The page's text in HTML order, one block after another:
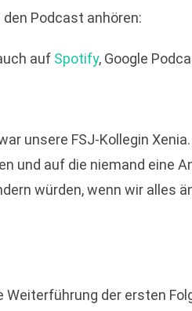
Podcast anhören:
auf Spotify, Google
unsere FSJ-Kollegin
und auf die niemand eine
würden, wenn wir alles
Weiterführung der ersten